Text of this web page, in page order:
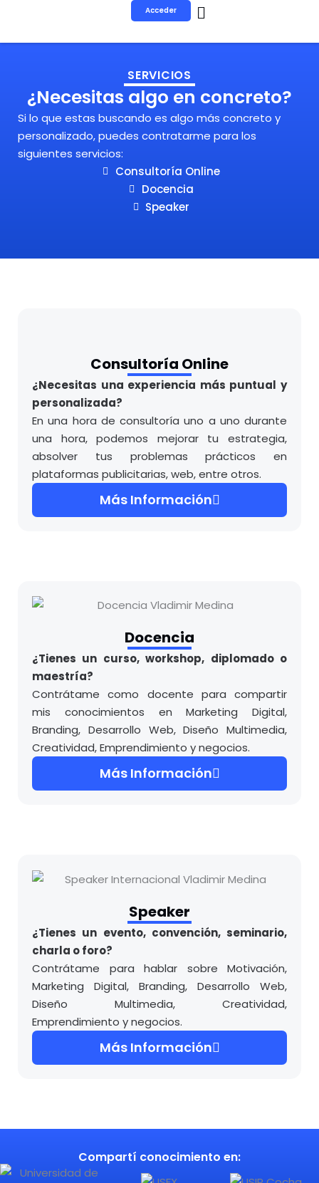
contenido
Acceder
SERVICIOS
¿Necesitas algo en concreto?
Si lo que estas buscando es algo más concreto y
personalizado, puedes contratarme para los
siguientes servicios:
Consultoría Online
Docencia
Speaker
Consultoría Online
¿Necesitas una experiencia más puntual y
personalizada?
En una hora de consultoría uno a uno durante
una hora, podemos mejorar tu estrategia,
absolver tus problemas prácticos en
plataformas publicitarias, web, entre otros.
Más Información
Docencia
¿Tienes un curso, workshop, diplomado o
maestría?
Contrátame como docente para compartir
mis conocimientos en Marketing Digital,
Branding, Desarrollo Web, Diseño Multimedia,
Creatividad, Emprendimiento y negocios.
Más Información
Speaker
¿Tienes un evento, convención, seminario,
charla o foro?
Contrátame para hablar sobre Motivación,
Marketing Digital, Branding, Desarrollo Web,
Diseño Multimedia, Creatividad,
Emprendimiento y negocios.
Más Información
Compartí conocimiento en: